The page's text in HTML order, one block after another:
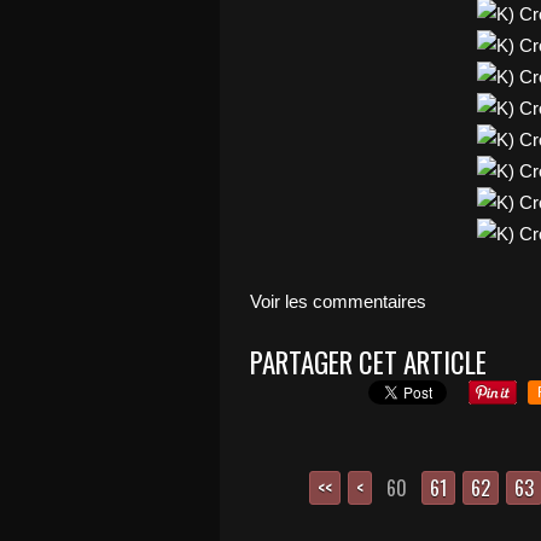
Voir les commentaires
PARTAGER CET ARTICLE
<< < 10
20
30
40
50
60 61 62 63